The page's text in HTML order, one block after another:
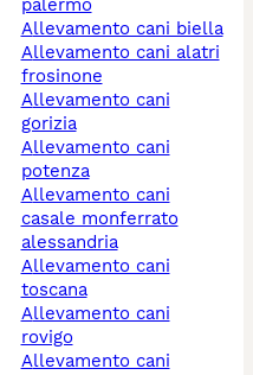
palermo
allevamento cani biella
allevamento cani alatri
frosinone
allevamento cani
gorizia
allevamento cani
potenza
allevamento cani
casale monferrato
alessandria
allevamento cani
toscana
allevamento cani
rovigo
allevamento cani